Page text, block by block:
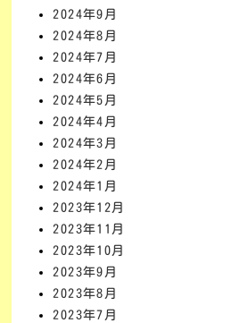
2024年9月
2024年8月
2024年7月
2024年6月
2024年5月
2024年4月
2024年3月
2024年2月
2024年1月
2023年12月
2023年11月
2023年10月
2023年9月
2023年8月
2023年7月